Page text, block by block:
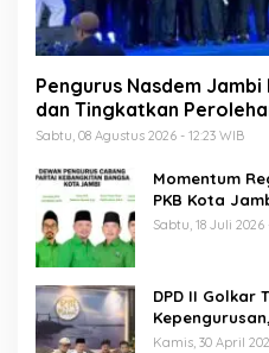
Pengurus Nasdem
dan Tingkatkan
Sabtu, 08 Agustus 2026 - 12:23 WIB
Momentum
PKB Kota
PKB ke-28
Sabtu, 18 Juli 2026
DPD II Golkar
Musda
Kamis, 30 April